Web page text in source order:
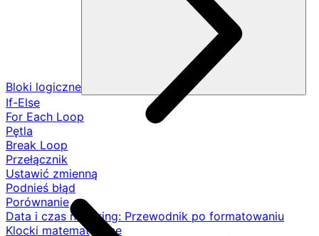
Bloki logiczne
If-Else
For Each Loop
Pętla
Break Loop
Przełącznik
Ustawić zmienną
Podnieś błąd
Porównanie
Data i czas na String: Przewodnik po formatowaniu
Klocki matematyczne